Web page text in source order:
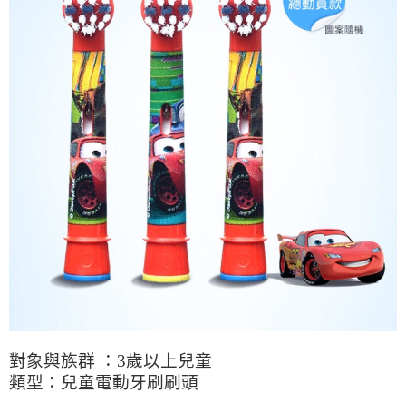
對象與族群 ：3歲以上兒童
類型：兒童電動牙刷刷頭